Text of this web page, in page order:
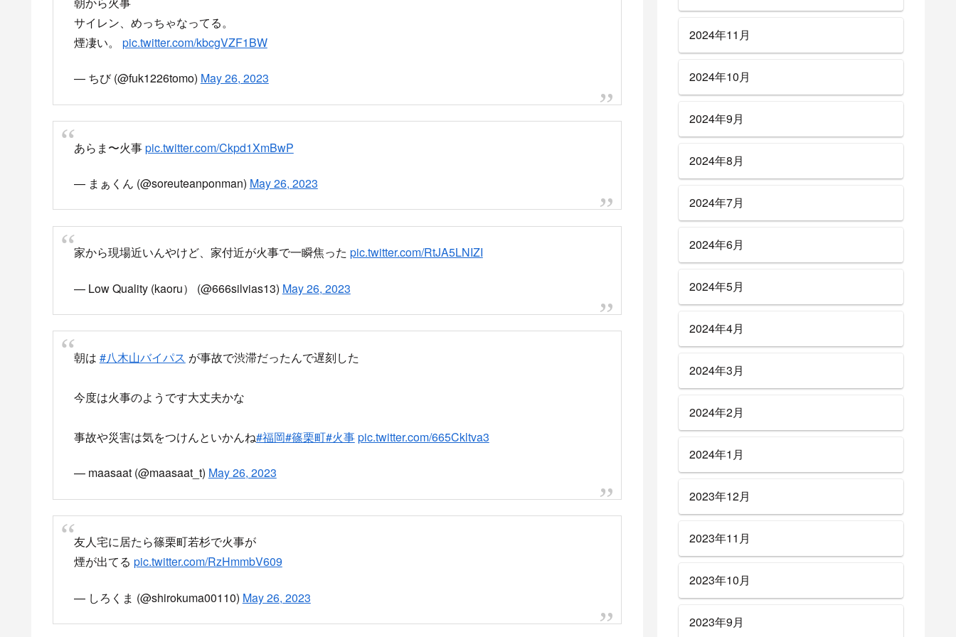
火事pic.twitter.com/AgRor8JQKy
サイレンの音がすごいと思ってベランダに出たら火事でした
— KAZU (@KAZU82888434)May 26, 2023
篠栗pic.twitter.com/R1kiBmBhCe
— シラキ (@Jastys0)May 26, 2023
朝から火事
煙凄い。pic.twitter.com/kbcgVZF1BW
— ちび (@fuk1226tomo)May 26, 2023
あらま〜火事pic.twitter.com/Ckpd1XmBwP
2024年11月
2024年10月
2024年9月
2024年8月
2024年7月
2024年6月
2024年5月
2024年4月
2024年3月
2024年2月
2024年1月
2023年12月
2023年11月
2023年10月
2023年9月